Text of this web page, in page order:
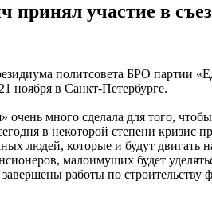
участие в
политсовета БРО партии
ноября в Санкт-Петербурге.
много сделала для того,
в некоторой степени
людей, которые и будут двигать
малоимущих будет
работы по